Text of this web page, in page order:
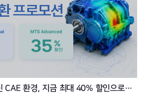
CAE 환경, 지금 최대 40% 할인으로